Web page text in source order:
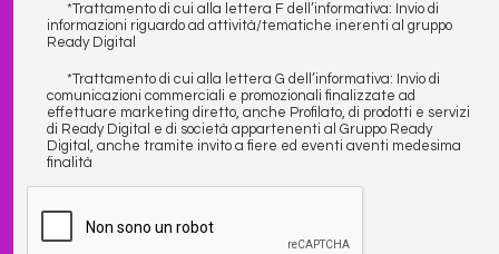
*Trattamento di cui alla lettera F dell’informativa: Invio di
informazioni riguardo ad attività/tematiche inerenti al gruppo
Ready Digital
*Trattamento di cui alla lettera G dell’informativa: Invio di
comunicazioni commerciali e promozionali finalizzate ad
effettuare marketing diretto, anche Profilato, di prodotti e servizi
di Ready Digital e di società appartenenti al Gruppo Ready
Digital, anche tramite invito a fiere ed eventi aventi medesima
finalità